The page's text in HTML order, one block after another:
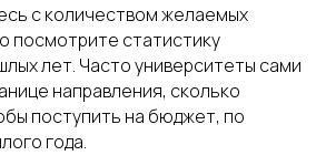
с количеством желаемых
посмотрите статистику
лет. Часто университеты сами
направления, сколько
поступить на бюджет, по
года.